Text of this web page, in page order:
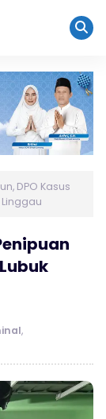
DPO Kasus
,